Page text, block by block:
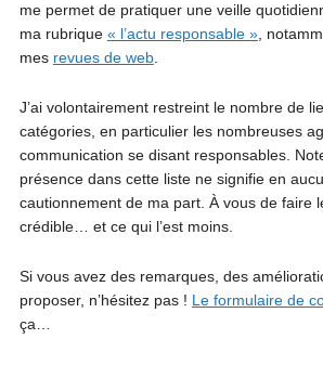
me permet de pratiquer une veille
ma rubrique « l’actu responsable »,
mes revues de web.
J’ai volontairement restreint le nombre de
catégories, en particulier les nombreuses
communication se disant responsables.
présence dans cette liste ne signifie en
cautionnement de ma part. À vous de faire
crédible… et ce qui l’est moins.
Si vous avez des remarques, des
proposer, n’hésitez pas ! Le formulaire de
ça…